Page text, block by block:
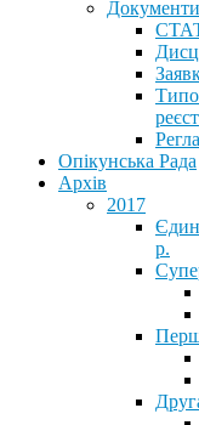
Документи
Опікунська Рада
Архів
2017
р.